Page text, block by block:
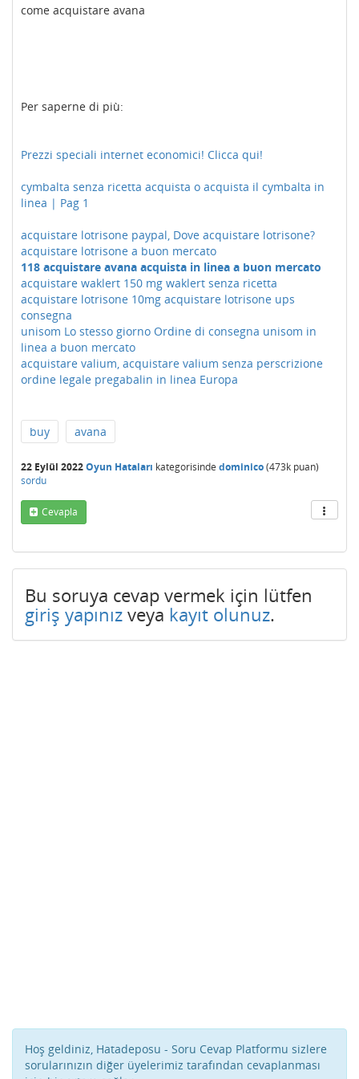
come acquistare avana
Per saperne di più:
Prezzi speciali internet economici! Clicca qui!
cymbalta senza ricetta acquista o acquista il cymbalta in
linea | Pag 1
acquistare lotrisone paypal, Dove acquistare lotrisone?
acquistare lotrisone a buon mercato
118 acquistare avana acquista in linea a buon mercato
acquistare waklert 150 mg waklert senza ricetta
acquistare lotrisone 10mg acquistare lotrisone ups
consegna
unisom Lo stesso giorno Ordine di consegna unisom in
linea a buon mercato
acquistare valium, acquistare valium senza perscrizione
ordine legale pregabalin in linea Europa
buy avana
22 Eylül 2022Oyun Hataları kategorisinde dominico(473k puan)
sordu
Cevapla
Bu soruya cevap vermek için lütfen
giriş yapınız veya kayıt olunuz.
Hoş geldiniz, Hatadeposu - Soru Cevap Platformu sizlere
sorularınızın diğer üyelerimiz tarafından cevaplanması